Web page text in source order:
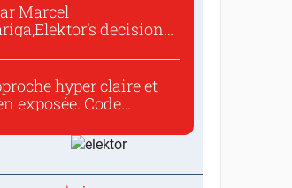
Marcel
decision
hyper claire et
exposée. Code